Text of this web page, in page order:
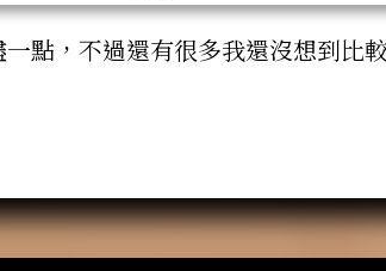
點，不過還有很多我還沒想到比